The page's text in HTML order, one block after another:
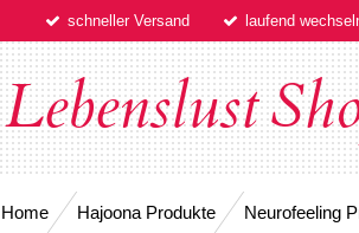
schneller Versand laufend
Lebenslust
Home Hajoona Produkte Neurofeeling